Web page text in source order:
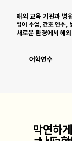
해외 교육 기관과 병
영어 수업, 간호 연수,
새로운 환경에서 해
​어학연수
막연하